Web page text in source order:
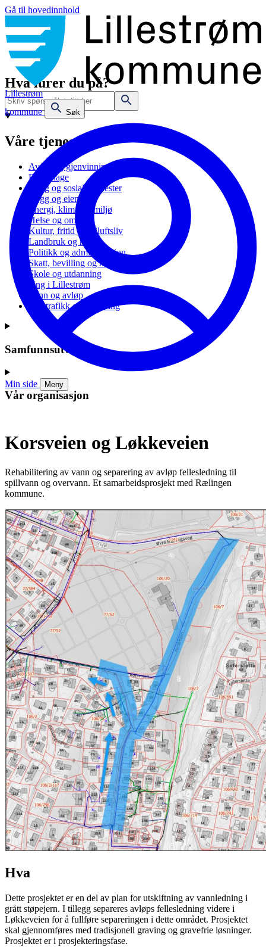
Gå til hovedinnhold
Lillestrøm
kommune
Søk
Min side Meny
Hva lurer du på?
Våre tjenester
Avfall og gjenvinning
Barnehage
Bolig og sosiale tjenester
Bygg og eiendom
Energi, klima og miljø
Helse og omsorg
Kultur, fritid og friluftsliv
Landbruk og natur
Politikk og administrasjon
Skatt, bevilling og næring
Skole og utdanning
Ung i Lillestrøm
Vann og avløp
Vei, trafikk og parkering
Samfunnsutvikling
Vår organisasjon
Korsveien og Løkkeveien
Rehabilitering av vann og separering av avløp fellesledning til
spillvann og overvann. Et samarbeidsprosjekt med Rælingen
kommune.
Hva
Dette prosjektet er en del av plan for utskiftning av vannledning i
grått støpejern. I tillegg separeres avløps fellesledning videre i
Løkkeveien for å fullføre separeringen i dette området. Prosjektet
skal gjennomføres med tradisjonell graving og gravefrie løsninger.
Prosjektet er i prosjekteringsfase.